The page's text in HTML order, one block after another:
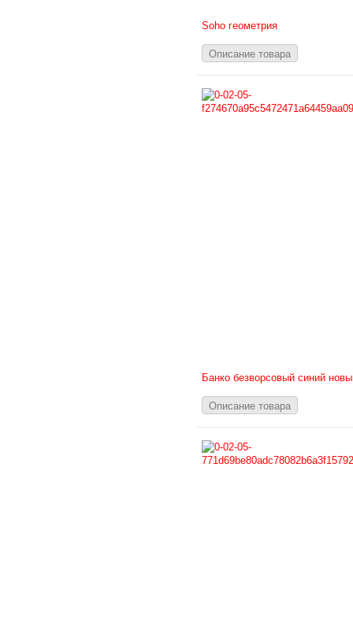
Soho геометрия
Описание товара
Банко безворсовый синий
Описание товара